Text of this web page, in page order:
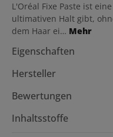
L'Oréal Fixe Paste ist
ultimativen Halt gibt,
dem Haar ei… Mehr
Eigenschaften
Hersteller
Bewertungen
Inhaltsstoffe